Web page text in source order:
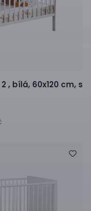
, bílá, 60x120 cm, s